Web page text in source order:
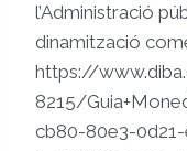
l’Administració
dinamització
https://
8215/
cb80-80e3-